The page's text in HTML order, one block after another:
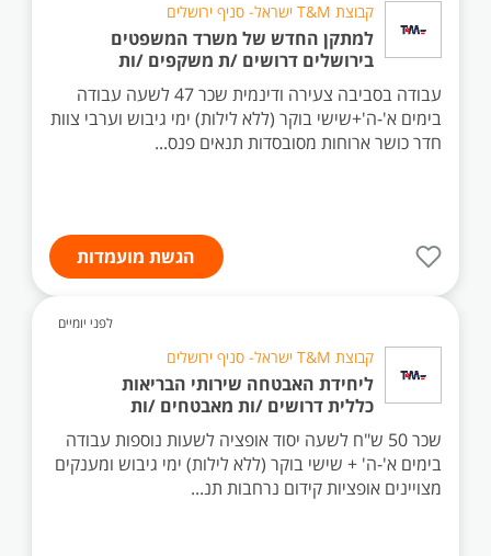
קבוצת T&M ישראל- סניף ירושלים
למתקן החדש של משרד המשפטים
בירושלים דרושים /ת משקפים /ות
עבודה בסביבה צעירה ודינמית שכר 47 לשעה עבודה
בימים א'-ה'+שישי בוקר (ללא לילות) ימי גיבוש וערבי צוות
חדר כושר ארוחות מסובסדות תנאים פנס...
הגשת מועמדות
לפני יומיים
קבוצת T&M ישראל- סניף ירושלים
ליחידת האבטחה שירותי הבריאות
כללית דרושים /ות מאבטחים /ות
שכר 50 ש"ח לשעה יסוד אופציה לשעות נוספות עבודה
בימים א'-ה' + שישי בוקר (ללא לילות) ימי גיבוש ומענקים
מצויינים אופציות קידום נרחבות תנ...